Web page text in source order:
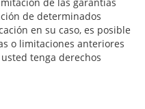
de determinados
en su caso, es posible
o limitaciones anteriores
tenga derechos